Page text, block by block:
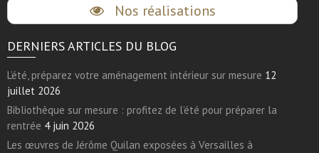
Nos réalisations
DERNIERS ARTICLES DU BLOG
L’été, préparez votre aménagement intérieur sur mesure 12
juillet 2026
Bibliothèque sur mesure : profitez de l’été pour préparer la
rentrée 4 juin 2026
Les œuvres de Jérôme Quilan exposées à Versailles à